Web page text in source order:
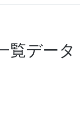
覧データ